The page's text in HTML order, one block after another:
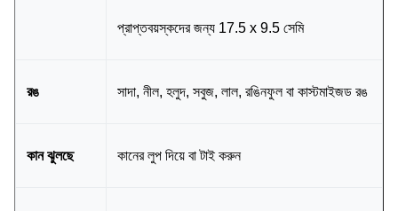
প্রাপ্তবয়স্কদের জন্য 17.5 x 9.5 সেমি
রঙ সাদা, নীল, হলুদ, সবুজ, লাল, রঙিনফুল বা কাস্টমাইজড রঙ
কান ঝুলছে কানের লুপ দিয়ে বা টাই করুন